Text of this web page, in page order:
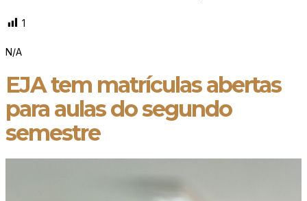
1
N/A
EJA tem matrículas abertas
para aulas do segundo
semestre